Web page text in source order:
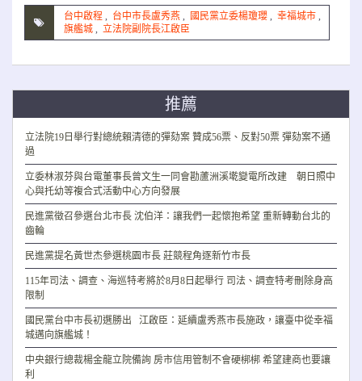
台中啟程 , 台中市長盧秀燕 , 國民黨立委楊瓊瓔 , 幸福城市 ,
旗艦城 , 立法院副院長江啟臣
推薦
立法院19日舉行對總統賴清德的彈劾案 贊成56票、反對50票 彈劾案不通
過
立委林淑芬與台電董事長曾文生一同會勘蘆洲溪墘變電所改建 朝日照中
心與托幼等複合式活動中心方向發展
民進黨徵召參選台北市長 沈伯洋：讓我們一起懷抱希望 重新轉動台北的
齒輪
民進黨提名黃世杰參選桃園市長 莊競程角逐新竹市長
115年司法、調查、海巡特考將於8月8日起舉行 司法、調查特考刪除身高
限制
國民黨台中市長初選勝出 江啟臣：延續盧秀燕市長施政，讓臺中從幸福
城邁向旗艦城！
中央銀行總裁楊金龍立院備詢 房市信用管制不會硬梆梆 希望建商也要讓
利